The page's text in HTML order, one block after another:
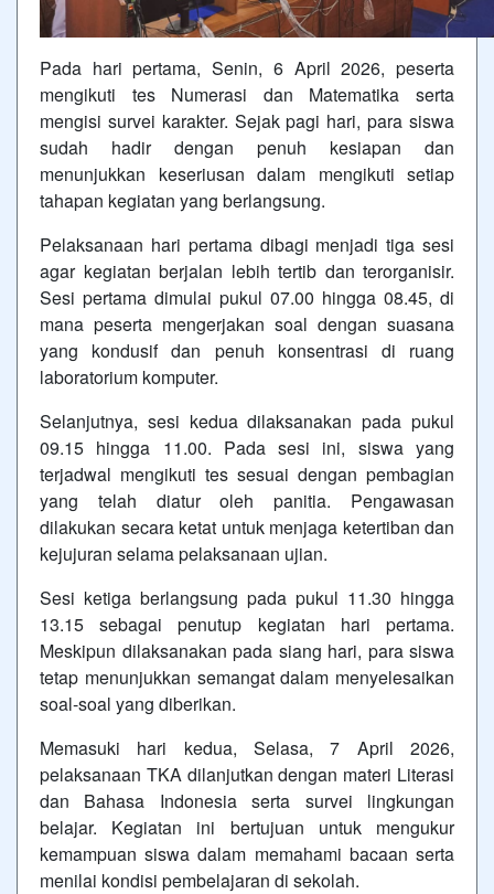
Pada hari pertama, Senin, 6 April 2026, peserta
mengikuti tes Numerasi dan Matematika serta
mengisi survei karakter. Sejak pagi hari, para siswa
sudah hadir dengan penuh kesiapan dan
menunjukkan keseriusan dalam mengikuti setiap
tahapan kegiatan yang berlangsung.
Pelaksanaan hari pertama dibagi menjadi tiga sesi
agar kegiatan berjalan lebih tertib dan terorganisir.
Sesi pertama dimulai pukul 07.00 hingga 08.45, di
mana peserta mengerjakan soal dengan suasana
yang kondusif dan penuh konsentrasi di ruang
laboratorium komputer.
Selanjutnya, sesi kedua dilaksanakan pada pukul
09.15 hingga 11.00. Pada sesi ini, siswa yang
terjadwal mengikuti tes sesuai dengan pembagian
yang telah diatur oleh panitia. Pengawasan
dilakukan secara ketat untuk menjaga ketertiban dan
kejujuran selama pelaksanaan ujian.
Sesi ketiga berlangsung pada pukul 11.30 hingga
13.15 sebagai penutup kegiatan hari pertama.
Meskipun dilaksanakan pada siang hari, para siswa
tetap menunjukkan semangat dalam menyelesaikan
soal-soal yang diberikan.
Memasuki hari kedua, Selasa, 7 April 2026,
pelaksanaan TKA dilanjutkan dengan materi Literasi
dan Bahasa Indonesia serta survei lingkungan
belajar. Kegiatan ini bertujuan untuk mengukur
kemampuan siswa dalam memahami bacaan serta
menilai kondisi pembelajaran di sekolah.